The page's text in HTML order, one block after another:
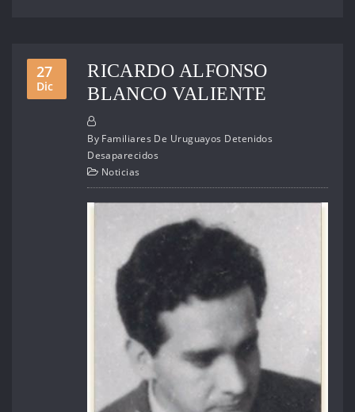
27
Dic
RICARDO ALFONSO
BLANCO VALIENTE
By Familiares De Uruguayos Detenidos
Desaparecidos
Noticias